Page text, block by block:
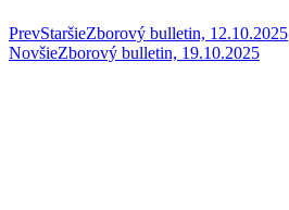
PrevStaršieZborový bulletin, 12.10.2025
NovšieZborový bulletin, 19.10.2025